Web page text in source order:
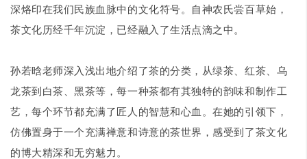
深烙印在我们民族血脉中的文化符号。自神农氏尝百草始，
茶文化历经千年沉淀，已经融入了生活点滴之中。
孙若晗老师深入浅出地介绍了茶的分类，从绿茶、红茶、乌
龙茶到白茶、黑茶等，每一种茶都有其独特的韵味和制作工
艺，每个环节都充满了匠人的智慧和心血。在她的引领下，
仿佛置身于一个充满禅意和诗意的茶世界，感受到了茶文化
的博大精深和无穷魅力。